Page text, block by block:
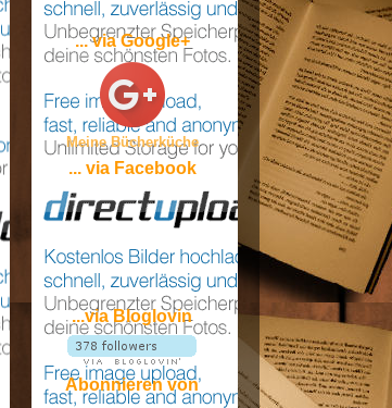
... via Google+
Meine Bücherküche
... via Facebook
...via Bloglovin
Abonnieren von